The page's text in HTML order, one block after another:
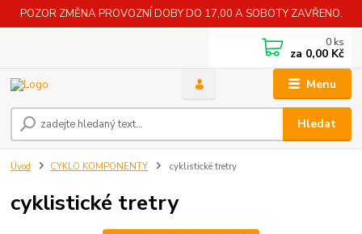
POZOR ZMĚNA PROVOZNÍ DOBY DO 17,00 A SOBOTY ZAVŘENO.
Menu
Hledat
0 ks
za 0,00 Kč
Úvod CYKLO KOMPONENTY cyklistické tretry
cyklistické tretry